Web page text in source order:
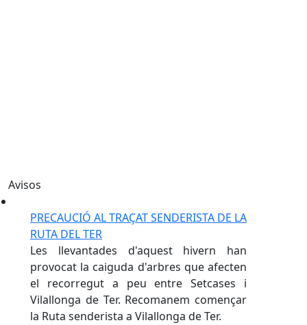
Avisos
PRECAUCIÓ AL TRAÇAT SENDERISTA DE LA
RUTA DEL TER
Les llevantades d'aquest hivern han
provocat la caiguda d'arbres que afecten
el recorregut a peu entre Setcases i
Vilallonga de Ter. Recomanem començar
la Ruta senderista a Vilallonga de Ter.